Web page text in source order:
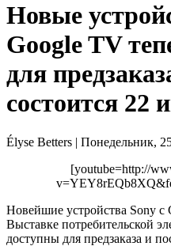
Новые
Google TV
для
состоится 22
Élyse Betters | Понедельник,
[youtube=http://
Новейшие устройства Sony с
Выставке потребительской
доступны для предзаказа и